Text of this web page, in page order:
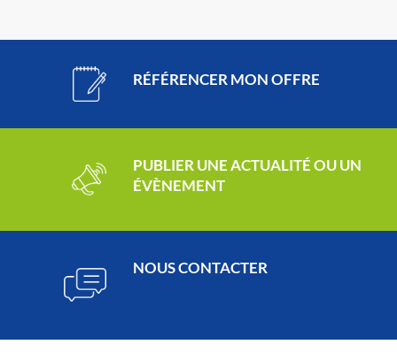
RÉFÉRENCER MON OFFRE
PUBLIER UNE ACTUALITÉ OU UN
ÉVÈNEMENT
NOUS CONTACTER